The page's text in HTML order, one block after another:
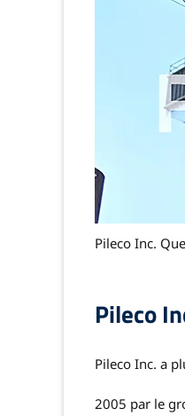
Pileco Inc.
Pileco
Pileco Inc. a
2005 par le